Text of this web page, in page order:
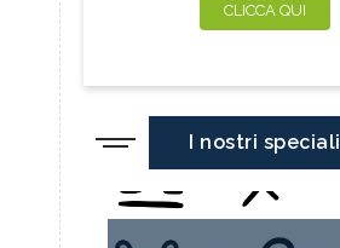
CLICCA QUI
I nostri speciali